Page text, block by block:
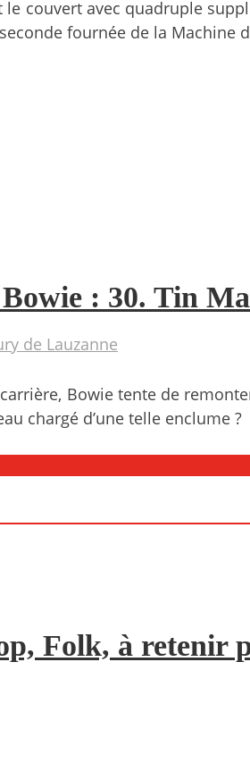
couvert avec quadruple
fournée de la
: 30. Tin
de Lauzanne
Bowie tente de
chargé d’une telle enclume ?
Folk, à retenir